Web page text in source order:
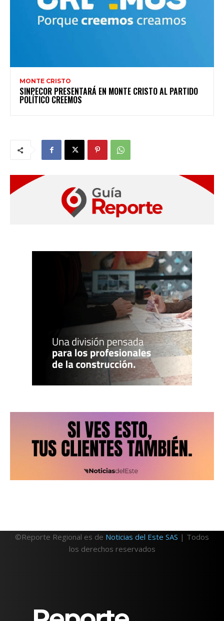
MONTE CRISTO
SINPECOR PRESENTARÁ EN MONTE CRISTO AL PARTIDO
POLÍTICO CREEMOS
©Reporte Regional es de Noticias del Este SAS | Todos
los derechos reservados